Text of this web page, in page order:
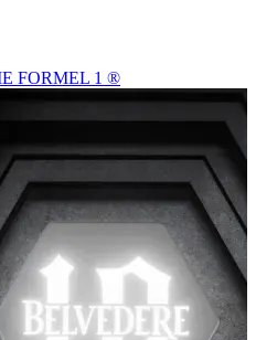
FORMEL 1 ®